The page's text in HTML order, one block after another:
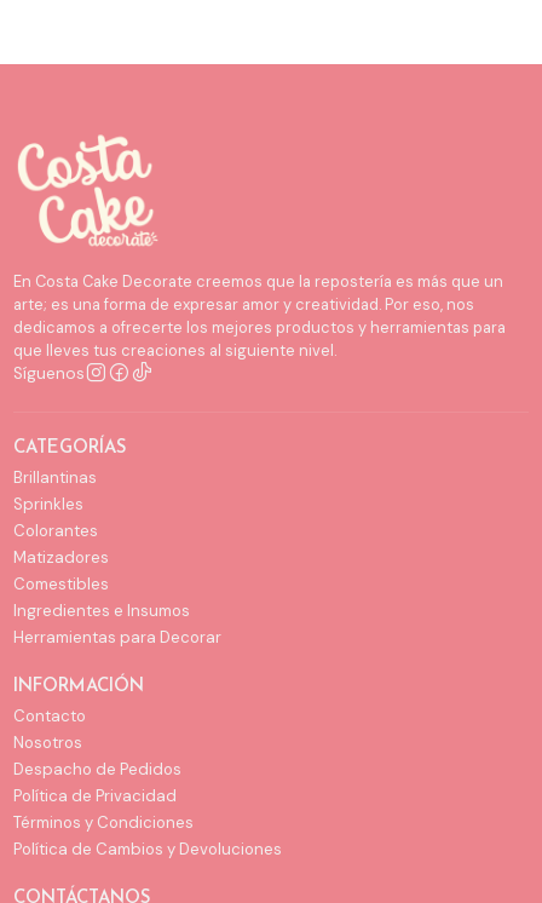
En Costa Cake Decorate creemos que la repostería es más que un
arte; es una forma de expresar amor y creatividad. Por eso, nos
dedicamos a ofrecerte los mejores productos y herramientas para
que lleves tus creaciones al siguiente nivel.
Síguenos
CATEGORÍAS
Brillantinas
Sprinkles
Colorantes
Matizadores
Comestibles
Ingredientes e Insumos
Herramientas para Decorar
INFORMACIÓN
Contacto
Nosotros
Despacho de Pedidos
Política de Privacidad
Términos y Condiciones
Política de Cambios y Devoluciones
CONTÁCTANOS